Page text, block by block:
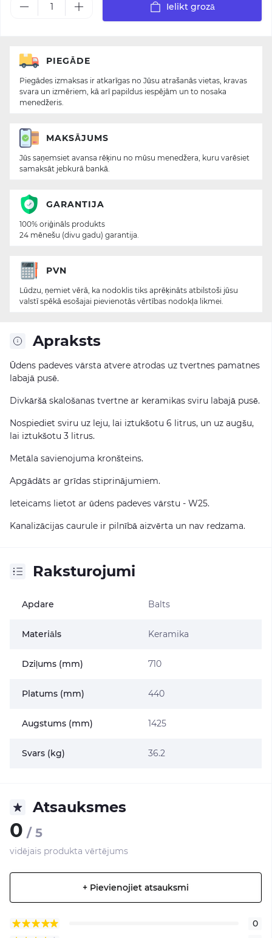
Ielikt grozā
Apraksts
Ūdens padeves vārsta atvere atrodas uz tvertnes pamatnes
labajā pusē.
Divkāršā skalošanas tvertne ar keramikas sviru labajā pusē.
Nospiediet sviru uz leju, lai iztukšotu 6 litrus, un uz augšu,
lai iztukšotu 3 litrus.
Metāla savienojuma kronšteins.
Apgādāts ar grīdas stiprinājumiem.
Ieteicams lietot ar ūdens padeves vārstu - W25.
Kanalizācijas caurule ir pilnībā aizvērta un nav redzama.
Raksturojumi
Apdare Balts
Materiāls Keramika
Dziļums (mm) 710
Platums (mm) 440
Augstums (mm) 1425
Svars (kg) 36.2
Atsauksmes
0 / 5
vidējais produkta vērtējums
+ Pievienojiet atsauksmi
0
PIEGĀDE
Piegādes izmaksas ir atkarīgas no Jūsu atrašanās vietas, kravas
svara un izmēriem, kā arī papildus iespējām un to nosaka
menedžeris.
MAKSĀJUMS
Jūs saņemsiet avansa rēķinu no mūsu menedžera, kuru varēsiet
samaksāt jebkurā bankā.
GARANTIJA
100% oriģināls produkts
24 mēnešu (divu gadu) garantija.
PVN
Lūdzu, ņemiet vērā, ka nodoklis tiks aprēķināts atbilstoši jūsu
valstī spēkā esošajai pievienotās vērtības nodokļa likmei.